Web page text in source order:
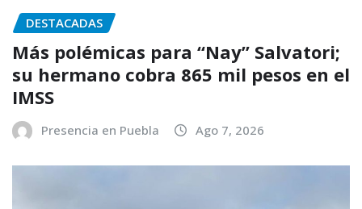
DESTACADAS
Más polémicas para “Nay” Salvatori;
su hermano cobra 865 mil pesos en el
IMSS
Presencia en Puebla Ago 7, 2026